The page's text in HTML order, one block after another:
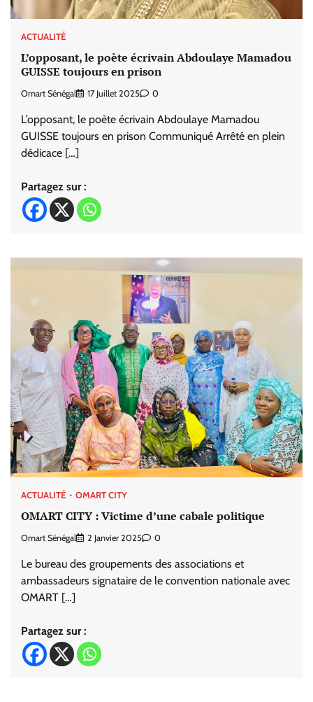
ACTUALITÉ
L’opposant, le poète écrivain Abdoulaye Mamadou
GUISSE toujours en prison
Omart Sénégal 17 Juillet 2025 0
L’opposant, le poète écrivain Abdoulaye Mamadou
GUISSE toujours en prison Communiqué Arrêté en plein
dédicace […]
Partagez sur :
ACTUALITÉ OMART CITY
OMART CITY : Victime d’une cabale politique
Omart Sénégal 2 Janvier 2025 0
Le bureau des groupements des associations et
ambassadeurs signataire de le convention nationale avec
OMART […]
Partagez sur :